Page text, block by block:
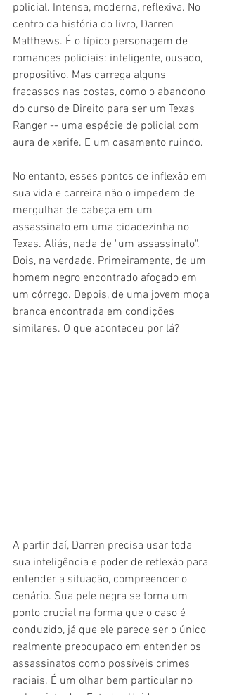
policial. Intensa, moderna, reflexiva. No
centro da história do livro, Darren
Matthews. É o típico personagem de
romances policiais: inteligente, ousado,
propositivo. Mas carrega alguns
fracassos nas costas, como o abandono
do curso de Direito para ser um Texas
Ranger -- uma espécie de policial com
aura de xerife. E um casamento ruindo.
No entanto, esses pontos de inflexão em
sua vida e carreira não o impedem de
mergulhar de cabeça em um
assassinato em uma cidadezinha no
Texas. Aliás, nada de "um assassinato".
Dois, na verdade. Primeiramente, de um
homem negro encontrado afogado em
um córrego. Depois, de uma jovem moça
branca encontrada em condições
similares. O que aconteceu por lá?
A partir daí, Darren precisa usar toda
sua inteligência e poder de reflexão para
entender a situação, compreender o
cenário. Sua pele negra se torna um
ponto crucial na forma que o caso é
conduzido, já que ele parece ser o único
realmente preocupado em entender os
assassinatos como possíveis crimes
raciais. É um olhar bem particular no